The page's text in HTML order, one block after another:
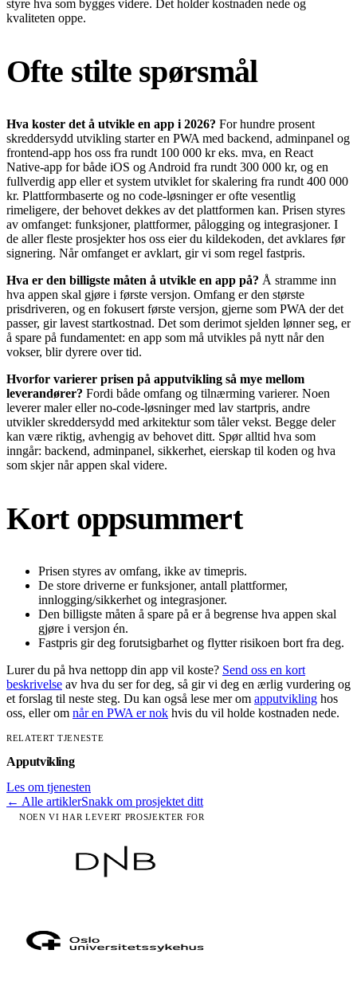
styre hva som bygges videre. Det holder kostnaden nede og
kvaliteten oppe.
Ofte stilte spørsmål
Hva koster det å utvikle en app i 2026? For hundre prosent
skreddersydd utvikling starter en PWA med backend, adminpanel og
frontend-app hos oss fra rundt 100 000 kr eks. mva, en React
Native-app for både iOS og Android fra rundt 300 000 kr, og en
fullverdig app eller et system utviklet for skalering fra rundt 400 000
kr. Plattformbaserte og no code-løsninger er ofte vesentlig
rimeligere, der behovet dekkes av det plattformen kan. Prisen styres
av omfanget: funksjoner, plattformer, pålogging og integrasjoner. I
de aller fleste prosjekter hos oss eier du kildekoden, det avklares før
signering. Når omfanget er avklart, gir vi som regel fastpris.
Hva er den billigste måten å utvikle en app på? Å stramme inn
hva appen skal gjøre i første versjon. Omfang er den største
prisdriveren, og en fokusert første versjon, gjerne som PWA der det
passer, gir lavest startkostnad. Det som derimot sjelden lønner seg, er
å spare på fundamentet: en app som må utvikles på nytt når den
vokser, blir dyrere over tid.
Hvorfor varierer prisen på apputvikling så mye mellom
leverandører? Fordi både omfang og tilnærming varierer. Noen
leverer maler eller no-code-løsninger med lav startpris, andre
utvikler skreddersydd med arkitektur som tåler vekst. Begge deler
kan være riktig, avhengig av behovet ditt. Spør alltid hva som
inngår: backend, adminpanel, sikkerhet, eierskap til koden og hva
som skjer når appen skal videre.
Kort oppsummert
Prisen styres av omfang, ikke av timepris.
De store driverne er funksjoner, antall plattformer,
innlogging/sikkerhet og integrasjoner.
Den billigste måten å spare på er å begrense hva appen skal
gjøre i versjon én.
Fastpris gir deg forutsigbarhet og flytter risikoen bort fra deg.
Lurer du på hva nettopp din app vil koste? Send oss en kort
beskrivelse av hva du ser for deg, så gir vi deg en ærlig vurdering og
et forslag til neste steg. Du kan også lese mer om apputvikling hos
oss, eller om når en PWA er nok hvis du vil holde kostnaden nede.
RELATERT TJENESTE
Apputvikling
Les om tjenesten
← Alle artiklerSnakk om prosjektet ditt
NOEN VI HAR LEVERT PROSJEKTER FOR